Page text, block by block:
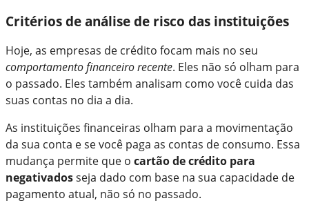
Critérios de análise de risco das instituições
Hoje, as empresas de crédito focam mais no seu
comportamento financeiro recente. Eles não só olham para
o passado. Eles também analisam como você cuida das
suas contas no dia a dia.
As instituições financeiras olham para a movimentação
da sua conta e se você paga as contas de consumo. Essa
mudança permite que o cartão de crédito para
negativadosseja dado com base na sua capacidade de
pagamento atual, não só no passado.